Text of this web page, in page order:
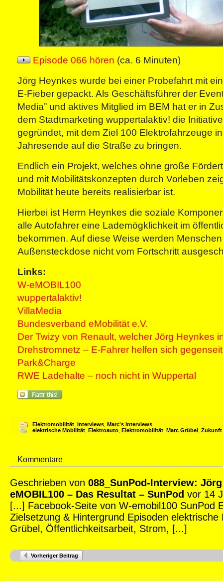
Episode 066 hören (ca. 6 Minuten)
Jörg Heynkes wurde bei einer Probefahrt mit
E-Fieber gepackt. Als Geschäftsführer der
Media” und aktives Mitglied im BEM hat er in
dem Stadtmarketing wuppertalaktiv! die
gegründet, mit dem Ziel 100 Elektrofahrzeuge
Jahresende auf die Straße zu bringen.
Endlich ein Projekt, welches ohne große
und mit Mobilitätskonzepten durch Vorleben
Mobilität heute bereits realisierbar ist.
Hierbei ist Herrn Heynkes die soziale
alle Autofahrer eine Lademögklichkeit im
bekommen. Auf diese Weise werden
Außensteckdose nicht vom Fortschritt
Links:
W-eMOBIL100
wuppertalaktiv!
VillaMedia
Bundesverband eMobilität e.V.
Der Twizy von Renault, welcher Jörg Heynkes
Drehstromnetz – E-Fahrer helfen sich
Park&Charge
RWE Ladehalte – noch nicht in Wuppertal
Elektromobilität Interviews Marc's Interviews
elektrische Mobilität Elektroauto Elektromobilität Marc Grübel Zukunft
Kommentare
Geschrieben von 088_SunPod-Interview:
eMOBIL100 – Das Resultat – SunPod vor 14
[...] Facebook-Seite von W-emobil100 SunPod
Zielsetzung & Hintergrund Episoden elektrische
Grübel, Öffentlichkeitsarbeit, Strom, [...]
Vorheriger Beitrag